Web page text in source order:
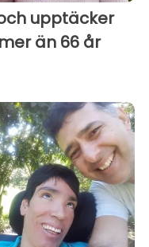
upptäcker
än 66 år